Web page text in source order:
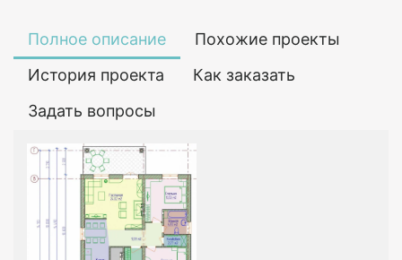
Полное описание
Похожие проекты
История проекта
Как заказать
Задать вопросы